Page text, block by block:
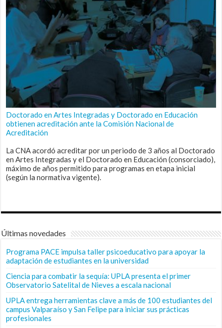
Doctorado en Artes Integradas y Doctorado en Educación
obtienen acreditación ante la Comisión Nacional de
Acreditación
La CNA acordó acreditar por un periodo de 3 años al Doctorado
en Artes Integradas y el Doctorado en Educación (consorciado),
máximo de años permitido para programas en etapa inicial
(según la normativa vigente).
Últimas novedades
Programa PACE impulsa taller psicoeducativo para apoyar la
adaptación de estudiantes en la universidad
Ciencia para combatir la sequía: UPLA presenta el primer
Observatorio Satelital de Nieves a escala nacional
UPLA entrega herramientas clave a más de 100 estudiantes del
campus Valparaíso y San Felipe para iniciar sus prácticas
profesionales